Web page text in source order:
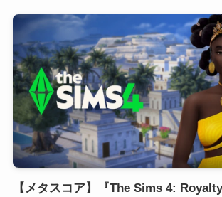
【メタスコア】『The Sims 4: